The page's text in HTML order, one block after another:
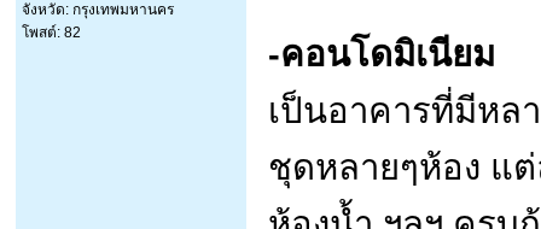
จังหวัด: กรุงเทพมหานคร
โพสต์: 82
-คอนโดมิเนียม
เป็นอาคารที่มีหล
ชุดหลายๆห้อง แ